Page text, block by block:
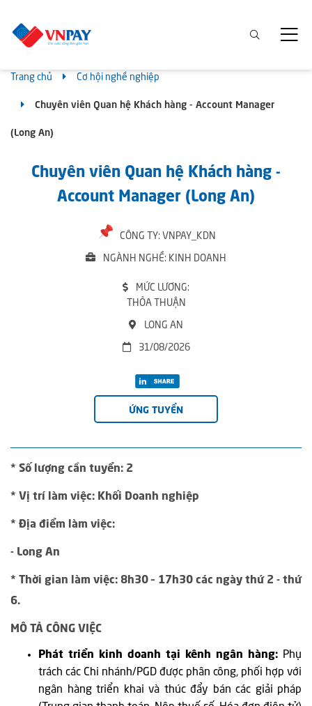
Trang chủ Cơ hội nghề nghiệp
Chuyên viên Quan hệ Khách hàng - Account Manager
(Long An)
Chuyên viên Quan hệ Khách hàng -
Account Manager (Long An)
CÔNG TY: VNPAY_KDN
NGÀNH NGHỀ: KINH DOANH
MỨC LƯƠNG:
THỎA THUẬN
LONG AN
31/08/2026
ỨNG TUYỂN
* Số lượng cần tuyển: 2
* Vị trí làm việc: Khối Doanh nghiệp
* Địa điểm làm việc:
- Long An
* Thời gian làm việc: 8h30 – 17h30 các ngày thứ 2 - thứ
6.
MÔ TẢ CÔNG VIỆC
Phát triển kinh doanh tại kênh ngân hàng: Phụ
trách các Chi nhánh/PGD được phân công, phối hợp với
ngân hàng triển khai và thúc đẩy bán các giải pháp